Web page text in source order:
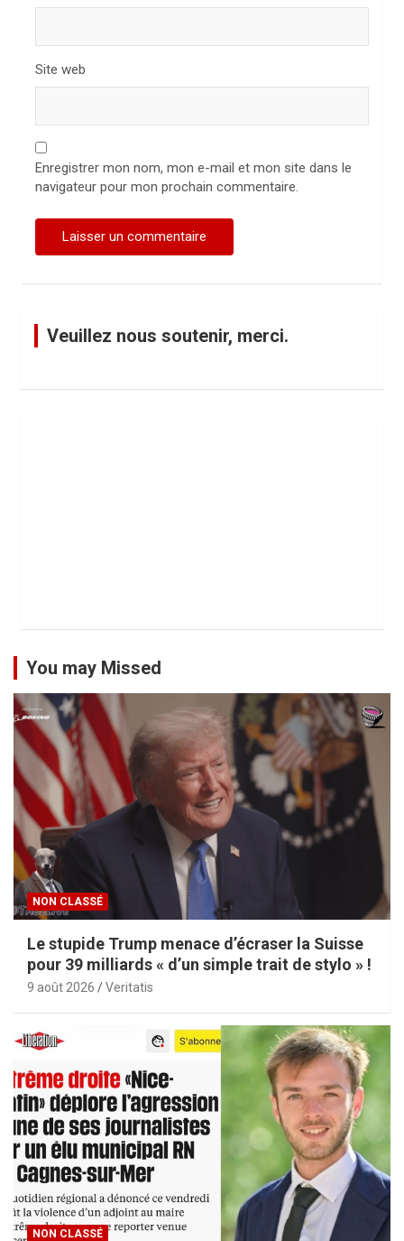
Site web
Enregistrer mon nom, mon e-mail et mon site dans le
navigateur pour mon prochain commentaire.
Veuillez nous soutenir, merci.
You may Missed
NON CLASSÉ
Le stupide Trump menace d’écraser la Suisse
pour 39 milliards « d’un simple trait de stylo » !
9 août 2026 Veritatis
NON CLASSÉ